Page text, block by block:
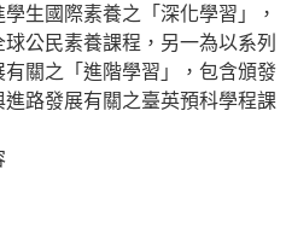
生國際素養之「深化學習」，
公民素養課程，另一為以系列
關之「進階學習」，包含頒發
路發展有關之臺英預科學程課